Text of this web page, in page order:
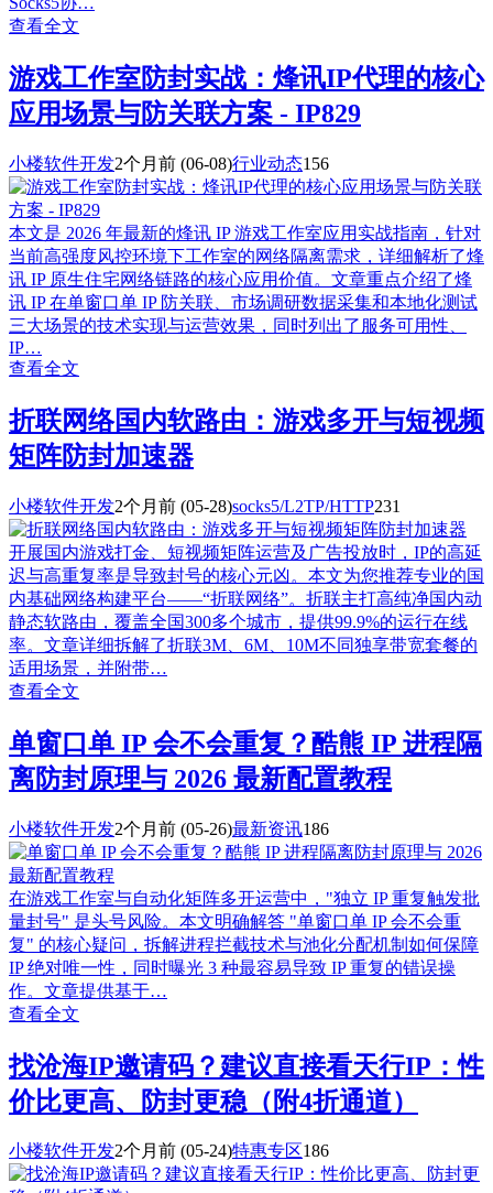
查看全文
游戏工作室防封实战：烽讯IP代理的核心
应用场景与防关联方案 - IP829
小楼软件开发2个月前 (06-08)行业动态156
本文是 2026 年最新的烽讯 IP 游戏工作室应用实战指南，针对
当前高强度风控环境下工作室的网络隔离需求，详细解析了烽
讯 IP 原生住宅网络链路的核心应用价值。文章重点介绍了烽
讯 IP 在单窗口单 IP 防关联、市场调研数据采集和本地化测试
三大场景的技术实现与运营效果，同时列出了服务可用性、
IP…
查看全文
折联网络国内软路由：游戏多开与短视频
矩阵防封加速器
小楼软件开发2个月前 (05-28)socks5/L2TP/HTTP231
开展国内游戏打金、短视频矩阵运营及广告投放时，IP的高延
迟与高重复率是导致封号的核心元凶。本文为您推荐专业的国
内基础网络构建平台——“折联网络”。折联主打高纯净国内动
静态软路由，覆盖全国300多个城市，提供99.9%的运行在线
率。文章详细拆解了折联3M、6M、10M不同独享带宽套餐的
适用场景，并附带…
查看全文
单窗口单 IP 会不会重复？酷熊 IP 进程隔
离防封原理与 2026 最新配置教程
小楼软件开发2个月前 (05-26)最新资讯186
在游戏工作室与自动化矩阵多开运营中，"独立 IP 重复触发批
量封号" 是头号风险。本文明确解答 "单窗口单 IP 会不会重
复" 的核心疑问，拆解进程拦截技术与池化分配机制如何保障
IP 绝对唯一性，同时曝光 3 种最容易导致 IP 重复的错误操
作。文章提供基于…
查看全文
找沧海IP邀请码？建议直接看天行IP：性
价比更高、防封更稳（附4折通道）
小楼软件开发2个月前 (05-24)特惠专区186